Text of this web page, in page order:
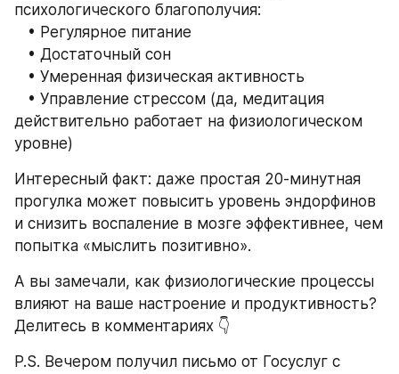
психологического благополучия:
   • Регулярное питание
   • Достаточный сон
   • Умеренная физическая активность
действительно работает на физиологическом
уровне)
Интересный факт: даже простая 20-минутная
прогулка может повысить уровень эндорфинов
и снизить воспаление в мозге эффективнее, чем
попытка «мыслить позитивно».
А вы замечали, как физиологические процессы
влияют на ваше настроение и продуктивность?
Делитесь в комментариях 👇
P.S. Вечером получил письмо от Госуслуг с